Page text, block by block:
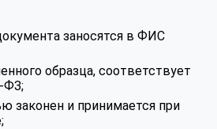
заносятся в ФИС
образца, соответствует
ФЗ;
законен и принимается при